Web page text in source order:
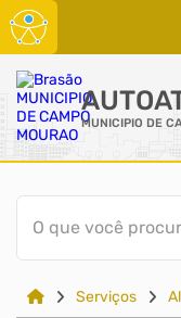
MUNICIPIO DE
ACESSO
Acessibilidade
Órgão Oficial
O que você
Serviços